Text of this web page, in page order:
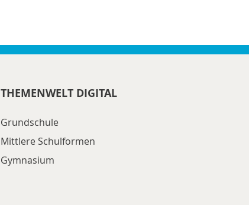
THEMENWELT DIGITAL
Grundschule
Mittlere Schulformen
Gymnasium